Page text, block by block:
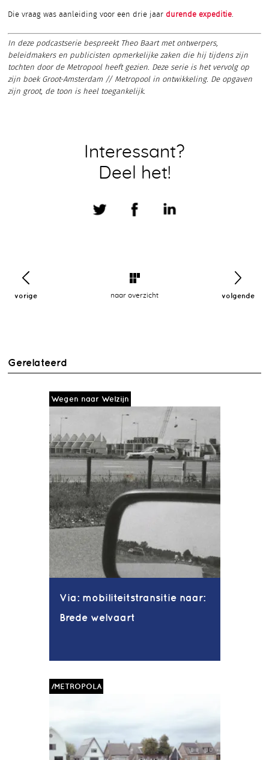
Die vraag was aanleiding voor een drie jaar durende expeditie.
In deze podcastserie bespreekt Theo Baart met ontwerpers,
beleidmakers en publicisten opmerkelijke zaken die hij tijdens zijn
tochten door de Metropool heeft gezien. Deze serie is het vervolg op
zijn boek Groot-Amsterdam // Metropool in ontwikkeling. De opgaven
zijn groot, de toon is heel toegankelijk.
Interessant?
Deel het!
vorige naar overzicht volgende
Gerelateerd
Wegen naar Welzijn
Via: mobiliteitstransitie naar:
Brede welvaart
/METROPOLA